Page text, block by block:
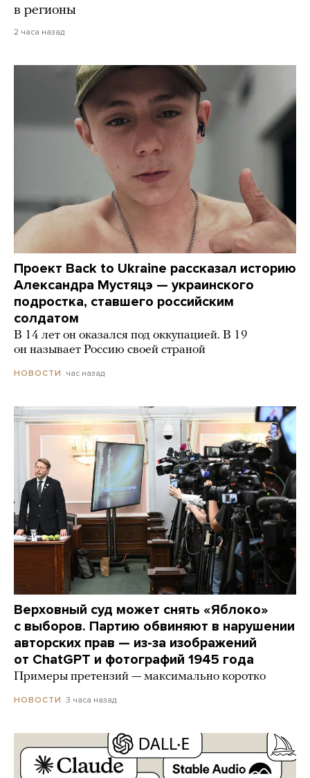
в регионы
2 часа назад
Проект Back to Ukraine рассказал историю
Александра Мустяцэ — украинского
подростка, ставшего российским
солдатом
В 14 лет он оказался под оккупацией. В 19
он называет Россию своей страной
НОВОСТИ час назад
Верховный суд может снять «Яблоко»
с выборов. Партию обвиняют в нарушении
авторских прав — из-за изображений
от ChatGPT и фотографий 1945 года
Примеры претензий — максимально коротко
НОВОСТИ 3 часа назад